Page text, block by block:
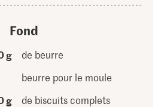
Fond
g
de beurre
beurre pour le moule
g
de biscuits complets